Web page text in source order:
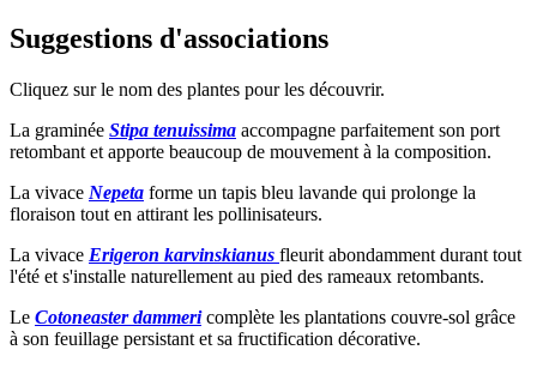
Suggestions d'associations
Cliquez sur le nom des plantes pour les découvrir.
La graminée Stipa tenuissima accompagne parfaitement son port
retombant et apporte beaucoup de mouvement à la composition.
La vivace Nepeta forme un tapis bleu lavande qui prolonge la
floraison tout en attirant les pollinisateurs.
La vivace Erigeron karvinskianus fleurit abondamment durant tout
l'été et s'installe naturellement au pied des rameaux retombants.
Le Cotoneaster dammeri complète les plantations couvre-sol grâce
à son feuillage persistant et sa fructification décorative.